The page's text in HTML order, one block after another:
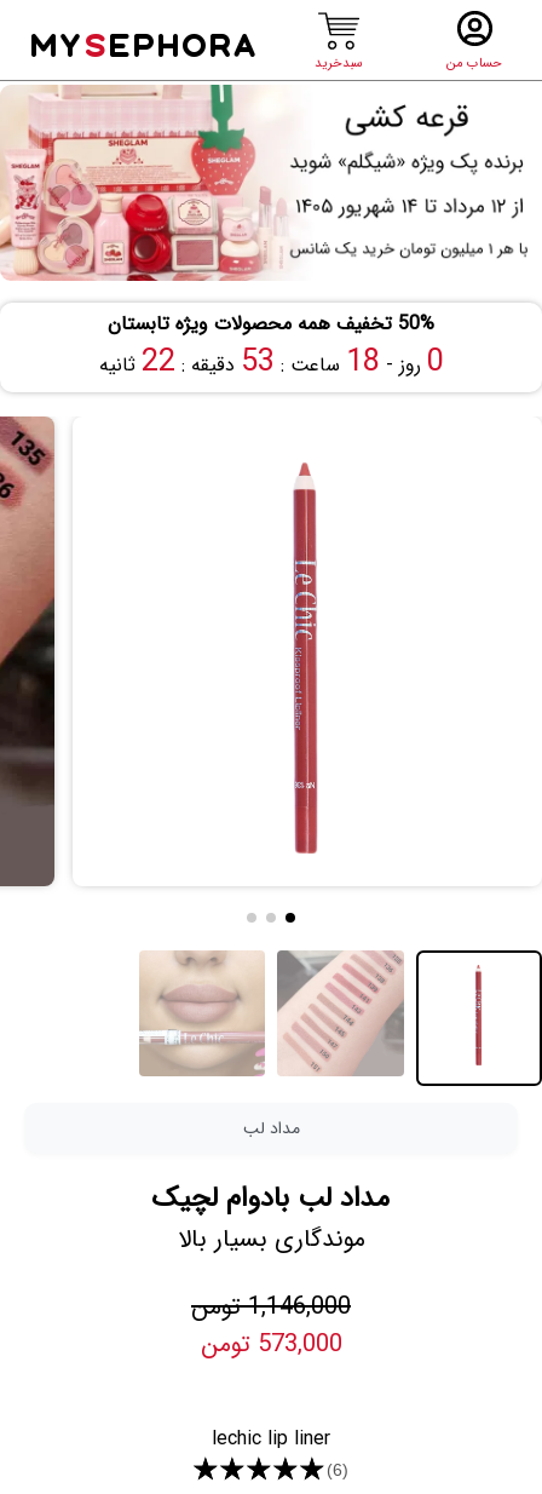
حساب من سبدخرید
MYSEPHORA
50% تخفیف همه محصولات ویژه تابستان
0 روز - 18 ساعت : 53 دقیقه : 22 ثانیه
مداد لب
مداد لب بادوام لچیک
موندگاری بسیار بالا
1,146,000 تومن
573,000 تومن
lechic lip liner
★★★★★(6)